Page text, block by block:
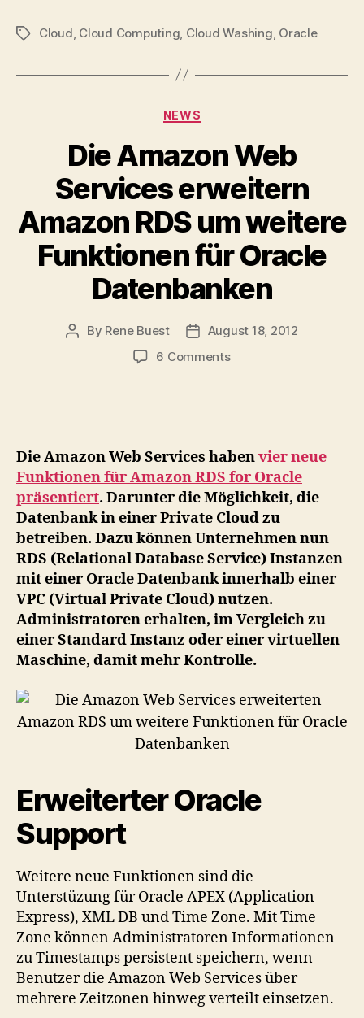
TagsCloud Cloud Computing Cloud Washing Oracle
Categories
NEWS
Die Amazon Web
Services erweitern
Amazon RDS um weitere
Funktionen für Oracle
Datenbanken
Post
By Rene Buest
PostAugust 18, 2012
6 Commentson
Amazon
RDS
um
weitere
Funktionen
für
Oracle
Datenbanken
Die Amazon Web Services habenvier neue
Funktionen für Amazon RDS for Oracle
präsentiert. Darunter die Möglichkeit, die
Datenbank in einer Private Cloud zu
betreiben. Dazu können Unternehmen nun
RDS (Relational Database Service) Instanzen
mit einer Oracle Datenbank innerhalb einer
VPC (Virtual Private Cloud) nutzen.
Administratoren erhalten, im Vergleich zu
einer Standard Instanz oder einer virtuellen
Maschine, damit mehr Kontrolle.
Erweiterter Oracle
Support
Weitere neue Funktionen sind die
Unterstüzung für Oracle APEX (Application
Express), XML DB und Time Zone. Mit Time
Zone können Administratoren Informationen
zu Timestamps persistent speichern, wenn
Benutzer die Amazon Web Services über
mehrere Zeitzonen hinweg verteilt einsetzen.